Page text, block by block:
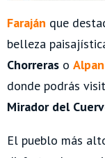
Faraján que
belleza
Chorreras o
donde podrás
Mirador del
El pueblo más